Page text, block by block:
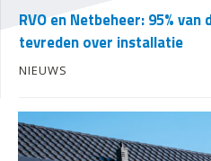
RVO en Netbeheer: 95%
tevreden over installatie
NIEUWS